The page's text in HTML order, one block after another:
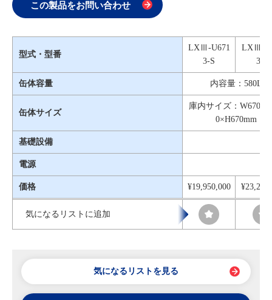
この製品をお問い合わせ
型式・型番
LXⅢ-U671
3-S
LXⅢ-
3-D
缶体容量 内容量：580L
缶体サイズ
庫内サイズ：
0×H670mm
基礎設備
電源
価格 ¥19,950,000
気になるリストに追加
気になるリストを見る